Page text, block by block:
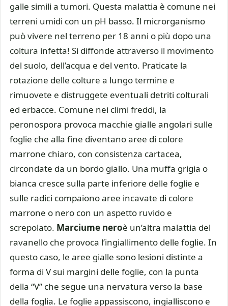
galle simili a tumori. Questa malattia è comune nei
terreni umidi con un pH basso. Il microrganismo
può vivere nel terreno per 18 anni o più dopo una
coltura infetta! Si diffonde attraverso il movimento
del suolo, dell’acqua e del vento. Praticate la
rotazione delle colture a lungo termine e
rimuovete e distruggete eventuali detriti colturali
ed erbacce. Comune nei climi freddi, la
peronospora provoca macchie gialle angolari sulle
foglie che alla fine diventano aree di colore
marrone chiaro, con consistenza cartacea,
circondate da un bordo giallo. Una muffa grigia o
bianca cresce sulla parte inferiore delle foglie e
sulle radici compaiono aree incavate di colore
marrone o nero con un aspetto ruvido e
screpolato. Marciume neroè un’altra malattia del
ravanello che provoca l’ingiallimento delle foglie. In
questo caso, le aree gialle sono lesioni distinte a
forma di V sui margini delle foglie, con la punta
della “V” che segue una nervatura verso la base
della foglia. Le foglie appassiscono, ingialliscono e